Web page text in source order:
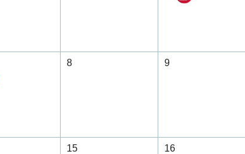
8 9
15 16